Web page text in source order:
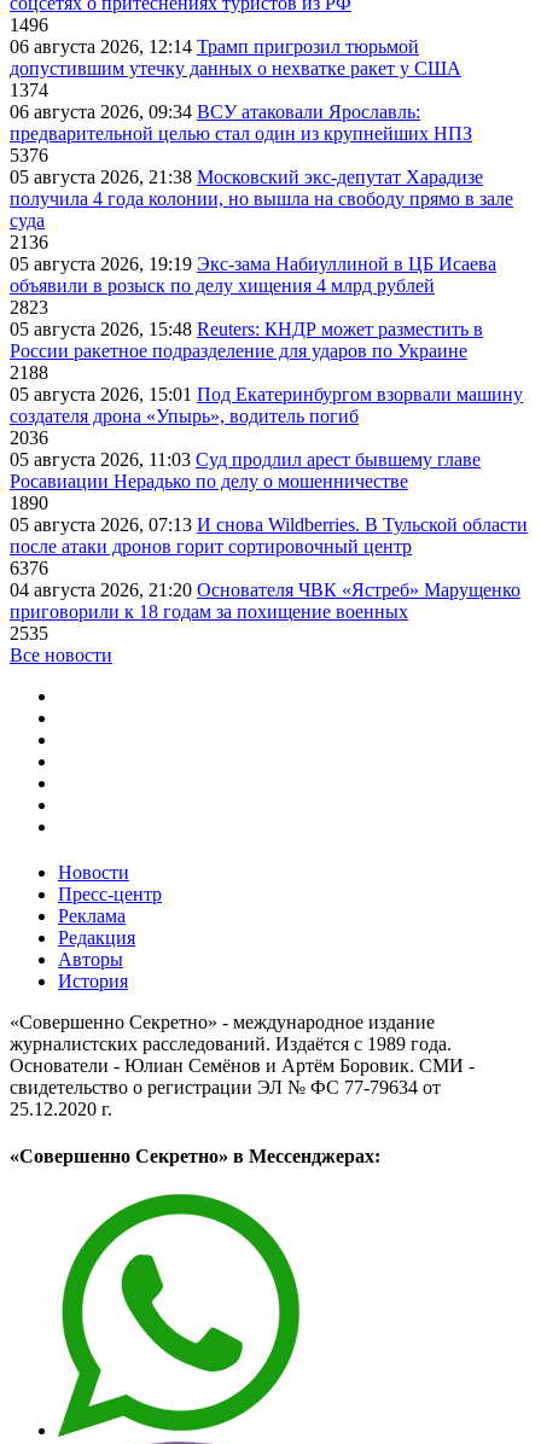
1496
06 августа 2026, 12:14 Трамп пригрозил тюрьмой
допустившим утечку данных о нехватке ракет у США
1374
06 августа 2026, 09:34 ВСУ атаковали Ярославль:
предварительной целью стал один из крупнейших НПЗ
5376
05 августа 2026, 21:38 Московский экс-депутат Харадизе
получила 4 года колонии, но вышла на свободу прямо в зале
суда
2136
05 августа 2026, 19:19 Экс-зама Набиуллиной в ЦБ Исаева
объявили в розыск по делу хищения 4 млрд рублей
2823
05 августа 2026, 15:48 Reuters: КНДР может разместить в
России ракетное подразделение для ударов по Украине
2188
05 августа 2026, 15:01 Под Екатеринбургом взорвали машину
создателя дрона «Упырь», водитель погиб
2036
05 августа 2026, 11:03 Суд продлил арест бывшему главе
Росавиации Нерадько по делу о мошенничестве
1890
05 августа 2026, 07:13 И снова Wildberries. В Тульской области
после атаки дронов горит сортировочный центр
6376
04 августа 2026, 21:20 Основателя ЧВК «Ястреб» Марущенко
приговорили к 18 годам за похищение военных
2535
Все новости
Новости
Пресс-центр
Реклама
Редакция
Авторы
История
«Совершенно Секретно» - международное издание
журналистских расследований. Издаётся с 1989 года.
Основатели - Юлиан Семёнов и Артём Боровик. CМИ -
свидетельство о регистрации ЭЛ № ФС 77-79634 от
25.12.2020 г.
«Совершенно Секретно» в Мессенджерах: